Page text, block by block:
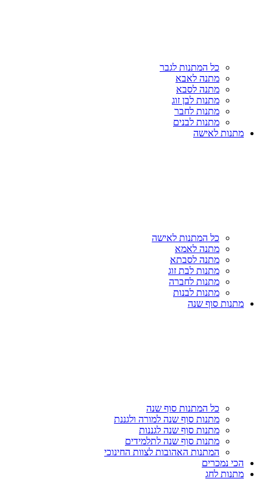
כל המתנות לגבר
מתנה לאבא
מתנה לסבא
מתנות לבן זוג
מתנות לחבר
מתנות לבנים
מתנות לאישה
כל המתנות לאישה
מתנה לאמא
מתנה לסבתא
מתנות לבת זוג
מתנות לחברה
מתנות לבנות
מתנות סוף שנה
כל המתנות סוף שנה
מתנות סוף שנה למורה ולגננת
מתנות סוף שנה לגננות
מתנות סוף שנה לתלמידים
המתנות האהובות לצוות החינוכי
הכי נמכרים
מתנות לחג